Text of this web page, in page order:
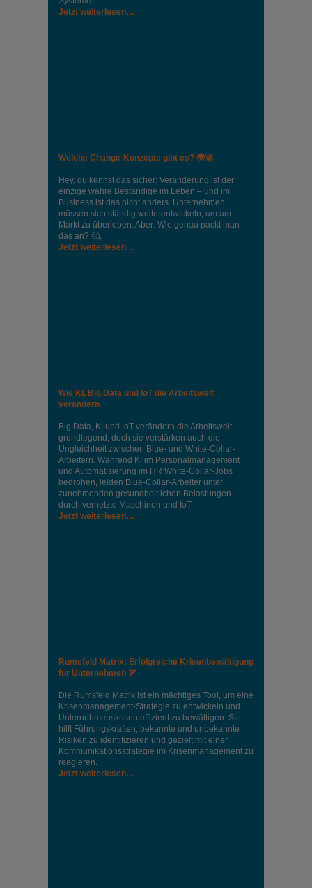
Jetzt weiterlesen…
Welche Change-Konzepte gibt es? 🌍🚀
Hey, du kennst das sicher: Veränderung ist der
einzige wahre Beständige im Leben – und im
Business ist das nicht anders. Unternehmen
müssen sich ständig weiterentwickeln, um am
Markt zu überleben. Aber: Wie genau packt man
das an? 🤔.
Jetzt weiterlesen…
Wie KI, Big Data und IoT die Arbeitswelt
verändern
Big Data, KI und IoT verändern die Arbeitswelt
grundlegend, doch sie verstärken auch die
Ungleichheit zwischen Blue- und White-Collar-
Arbeitern. Während KI im Personalmanagement
und Automatisierung im HR White-Collar-Jobs
bedrohen, leiden Blue-Collar-Arbeiter unter
zunehmenden gesundheitlichen Belastungen
durch vernetzte Maschinen und IoT.
Jetzt weiterlesen…
Rumsfeld Matrix: Erfolgreiche Krisenbewältigung
für Unternehmen 🏹
Die Rumsfeld Matrix ist ein mächtiges Tool, um eine
Krisenmanagement-Strategie zu entwickeln und
Unternehmenskrisen effizient zu bewältigen. Sie
hilft Führungskräften, bekannte und unbekannte
Risiken zu identifizieren und gezielt mit einer
Kommunikationsstrategie im Krisenmanagement zu
reagieren.
Jetzt weiterlesen…